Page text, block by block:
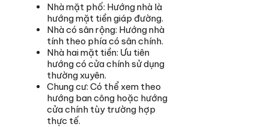
Nhà mặt phố: Hướng nhà là
hướng mặt tiền giáp đường.
Nhà có sân rộng: Hướng nhà
tính theo phía có sân chính.
Nhà hai mặt tiền: Ưu tiên
hướng có cửa chính sử dụng
thường xuyên.
Chung cư: Có thể xem theo
hướng ban công hoặc hướng
cửa chính tùy trường hợp
thực tế.